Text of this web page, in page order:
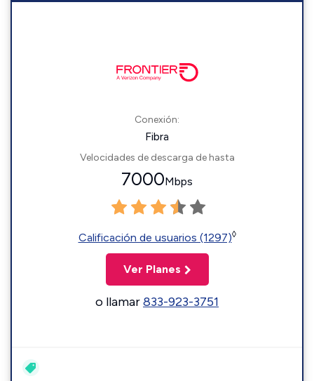
Conexión:
Fibra
Velocidades de descarga de hasta
7000Mbps
Calificación de usuarios (1297)◊
Ver Planes
o llamar833-923-3751